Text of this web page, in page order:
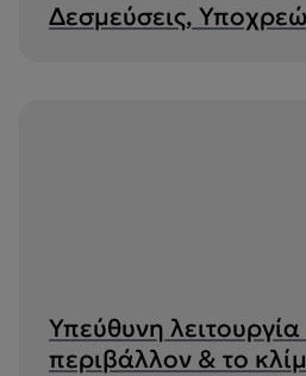
Δεσμεύσεις,
Υπεύθυνη λειτουργία
περιβάλλον & το